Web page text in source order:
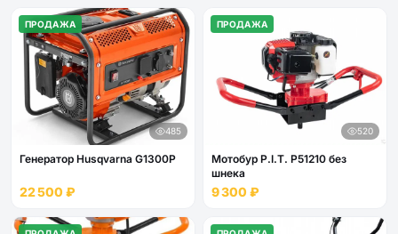
ПРОДАЖА
485
Генератор Husqvarna G1300P
22 500 ₽
ПРОДАЖА
520
Мотобур P.I.T. P51210 без
шнека
9 300 ₽